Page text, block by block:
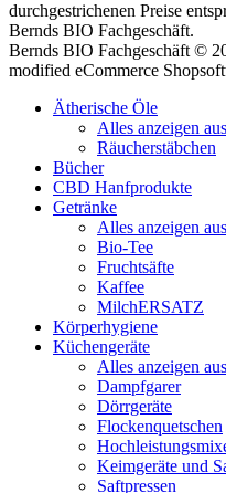
durchgestrichenen Preise
Bernds BIO Fachgeschäft.
Bernds BIO Fachgeschäft ©
modified eCommerce
Ätherische Öle
Alles anzeigen
Räucherstäbchen
Bücher
CBD Hanfprodukte
Getränke
Alles anzeigen
Bio-Tee
Fruchtsäfte
Kaffee
MilchERSATZ
Körperhygiene
Küchengeräte
Alles anzeigen
Dampfgarer
Dörrgeräte
Flockenquetschen
Keimgeräte und
Saftpressen